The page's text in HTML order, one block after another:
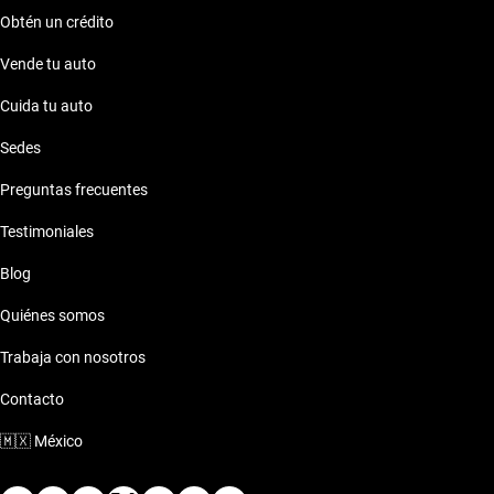
Obtén un crédito
Vende tu auto
Cuida tu auto
Sedes
Preguntas frecuentes
Testimoniales
Blog
Quiénes somos
Trabaja con nosotros
Contacto
🇲🇽 México